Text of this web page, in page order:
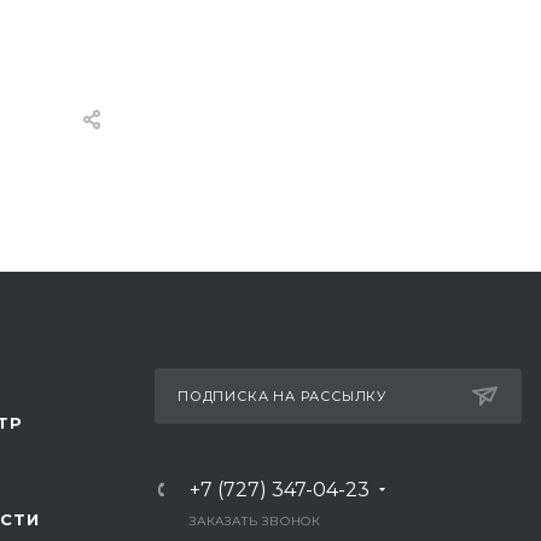
ПОДПИСКА НА РАССЫЛКУ
+7 (727) 347-04-23
ЗАКАЗАТЬ ЗВОНОК